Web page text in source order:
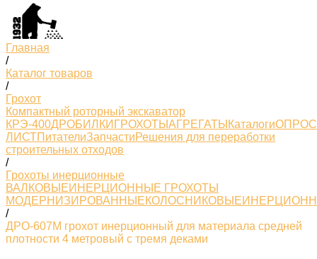
Главная
/
Каталог товаров
/
Грохот
Компактный роторный экскаватор
КРЭ-400ДРОБИЛКИ ГРОХОТЫ АГРЕГАТЫ Каталоги
ЛИСТПитателиЗапчастиРешения для переработки
строительных отходов
/
Грохоты инерционные
ВАЛКОВЫЕИНЕРЦИОННЫЕ ГРОХОТЫ
МОДЕРНИЗИРОВАННЫЕКОЛОСНИКОВЫЕ
/
ДРО-607М грохот инерционный для материала средней
плотности 4 метровый с тремя деками